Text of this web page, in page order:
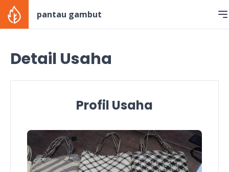
pantau gambut
Detail Usaha
Profil Usaha